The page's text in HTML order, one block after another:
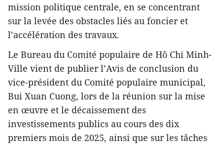
mission politique centrale, en se concentrant
sur la levée des obstacles liés au foncier et
l’accélération des travaux.
Le Bureau du Comité populaire de Hô Chi Minh-
Ville vient de publier l’Avis de conclusion du
vice-président du Comité populaire municipal,
Bui Xuan Cuong, lors de la réunion sur la mise
en œuvre et le décaissement des
investissements publics au cours des dix
premiers mois de 2025, ainsi que sur les tâches